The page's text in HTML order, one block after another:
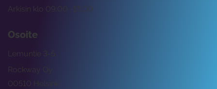
Arkisin klo 09:00 -15:00
Osoite
Rockway Oy
Lemuntie 3-5
00510 Helsinki